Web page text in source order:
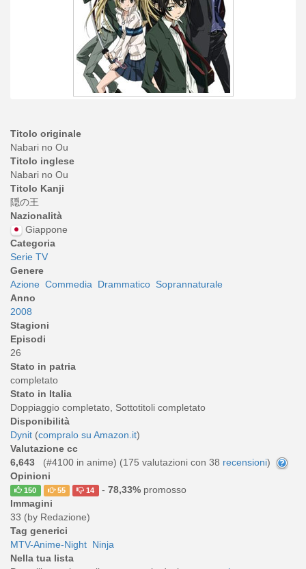
Titolo originale
Nabari no Ou
Titolo inglese
Nabari no Ou
Titolo Kanji
隠の王
Nazionalità
Giappone
Categoria
Serie TV
Genere
Azione Commedia Drammatico Soprannaturale
Anno
2008
Stagioni
Episodi
26
Stato in patria
completato
Stato in Italia
Doppiaggio completato, Sottotitoli completato
Disponibilità
Dynit (compralo su Amazon.it)
Valutazione cc
6,643
(#4100 in anime) (175 valutazioni con 38 recensioni)
Opinioni
150 55 14 - 78,33%promosso
Immagini
33 (by Redazione)
Tag generici
MTV-Anime-Night Ninja
Nella tua lista